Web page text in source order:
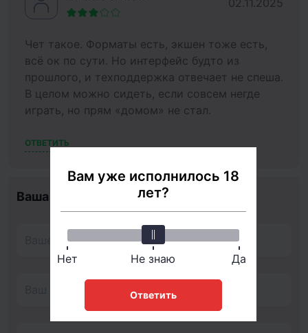
02.11.2025
Чет такое. Форматы есть, экшен тоже есть,
всё ок по сути. Но интерфейс будто из
прошлого, и техподдержка отвечает не спеша.
В целом можно сидеть, если совсем негде
играть, но прям «домом» не стал.
ОТВЕТИТЬ
Ваша оценка:
Вам уже исполнилось 18
лет?
Нет Не знаю Да
Ответить